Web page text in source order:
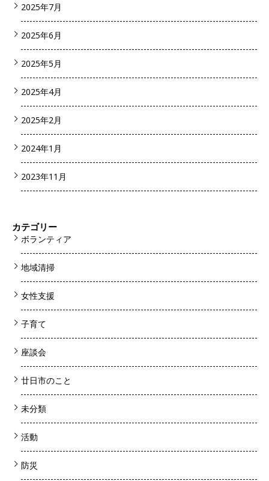
2025年7月
2025年6月
2025年5月
2025年4月
2025年2月
2024年1月
2023年11月
カテゴリー
ボランティア
地域清掃
女性支援
子育て
座談会
廿日市のこと
未分類
活動
防災